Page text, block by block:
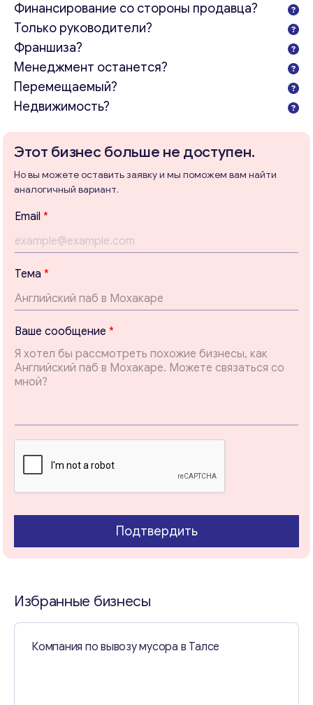
Отправьте нам запрос, и мы свяжемся с вами в
ближайшее время.
Email
Ваши комментарии
Свяжитесь со мной
Финансирование со стороны продавца?
Только руководители?
Франшиза?
Менеджмент останется?
Перемещаемый?
Недвижимость?
Этот бизнес больше не доступен.
Но вы можете оставить заявку и мы поможем вам найти
аналогичный вариант.
В
а
ш
е
В
а
ш
е
Email *
Тема *
Ваше сообщение *
Подтвердить
Избранные бизнесы
Компания по вывозу мусора в Талсе